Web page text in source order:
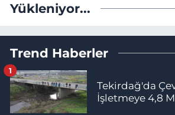
Yükleniyor...
Trend Haberler
Tekirdağ'da
İşletmeye 4,8
1